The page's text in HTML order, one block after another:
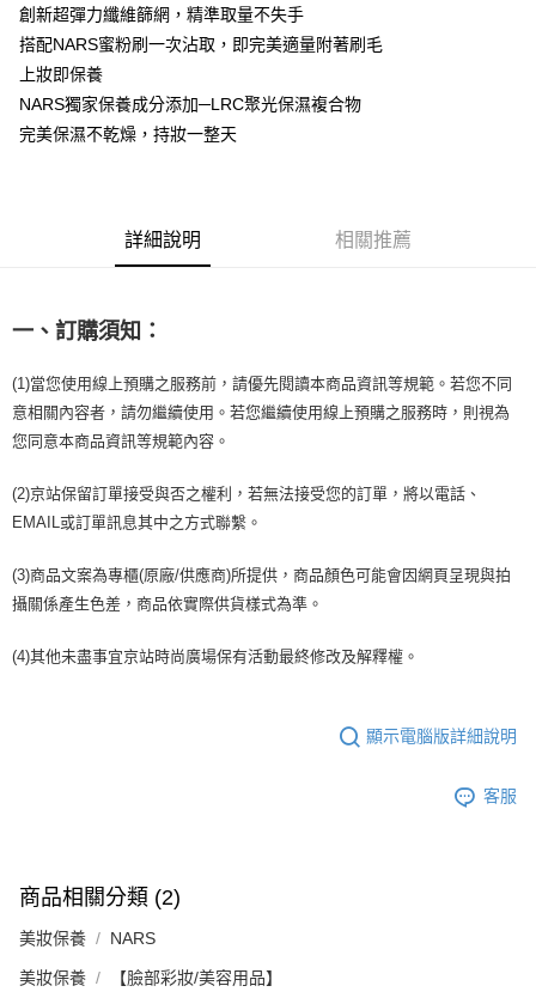
2.基於同意付款使用「大哥付你分期」之契約關係目的，商店將以您的個人
資料（包含姓名、電話或地址）提供予台灣大哥大進項蒐集、處理及利用，
由本公司與您本人進行分期帳單所需資料之確認、核對及更正。
3.完整用戶服務條款，請詳閱以下連結：
後付繳納相關費用。
是否繳費成功／繳費後需取消欲退款等相關疑問，請聯繫「AFTEE先享後付
客戶支援中心」
【注意事項】
１．透過由恩沛科技股份有限公司提供之「AFTEE先享後付」服務完成之交
３．未成年的使用者請事先徵得法定代理人或監護人之同意方可使用
「AFTEE先享後付」，若未經同意申辦者引起之損失，本公司不負相關責
時審查核予不同之上限額度；若仍有額度不足之情形，本公司將視審查結果
５．嚴禁一人註冊多個帳號或使用他人資訊註冊。若發現惡意使用之情形，
京站台北店客服中心(1F星巴克旁) 即日起不提供京站紙袋，取件時
請自備購物袋，若需購買紙袋可現場詢問
免運費
創新超彈力纖維篩網，精準取量不失手
搭配NARS蜜粉刷一次沾取，即完美適量附著刷毛
上妝即保養
NARS獨家保養成分添加─LRC聚光保濕複合物
完美保濕不乾燥，持妝一整天
詳細說明 相關推薦
一、訂購須知：
(1)當您使用線上預購之服務前，請優先閱讀本商品資訊等規範。若您不同
意相關內容者，請勿繼續使用。若您繼續使用線上預購之服務時，則視為
您同意本商品資訊等規範內容。
(2)京站保留訂單接受與否之權利，若無法接受您的訂單，將以電話、
EMAIL或訂單訊息其中之方式聯繫。
(3)商品文案為專櫃(原廠/供應商)所提供，商品顏色可能會因網頁呈現與拍
攝關係產生色差，商品依實際供貨樣式為準。
(4)其他未盡事宜京站時尚廣場保有活動最終修改及解釋權。
顯示電腦版詳細說明
客服
商品相關分類 (2)
美妝保養 NARS
美妝保養 【臉部彩妝/美容用品】